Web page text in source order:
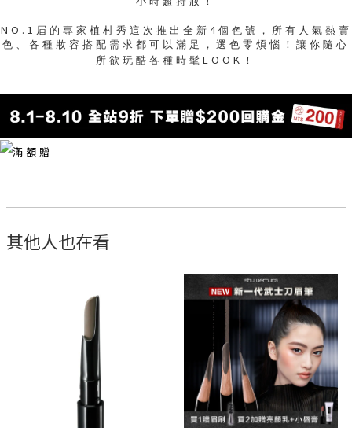
NO.1 眉的專家植村秀這次推出全新 4個色號，所有人氣熱賣
色、各種妝容搭配需求都可以滿足，選色零煩惱！讓你隨心
所欲玩酷各種時髦 LOOK ！
其他人也在看